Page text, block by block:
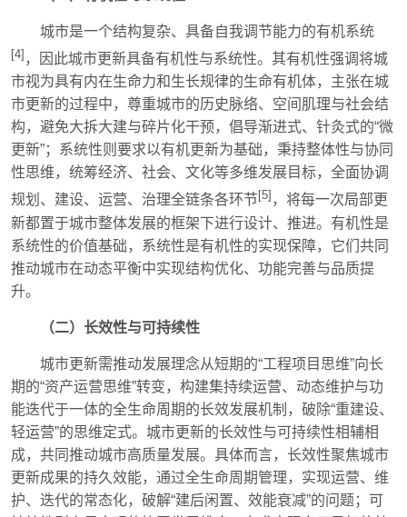
城市是一个结构复杂、具备自我调节能力的有机系统
[4] ，因此城市更新具备有机性与系统性。其有机性强调将城
市视为具有内在生命力和生长规律的生命有机体，主张在城
市更新的过程中，尊重城市的历史脉络、空间肌理与社会结
构，避免大拆大建与碎片化干预，倡导渐进式、针灸式的“微
更新”；系统性则要求以有机更新为基础，秉持整体性与协同
性思维，统筹经济、社会、文化等多维发展目标，全面协调
规划、建设、运营、治理全链条各环节 [5] ，将每一次局部更
新都置于城市整体发展的框架下进行设计、推进。有机性是
系统性的价值基础，系统性是有机性的实现保障，它们共同
推动城市在动态平衡中实现结构优化、功能完善与品质提
升。
（二）长效性与可持续性
城市更新需推动发展理念从短期的“工程项目思维”向长
期的“资产运营思维”转变，构建集持续运营、动态维护与功
能迭代于一体的全生命周期的长效发展机制，破除“重建设、
轻运营”的思维定式。城市更新的长效性与可持续性相辅相
成，共同推动城市高质量发展。具体而言，长效性聚焦城市
更新成果的持久效能，通过全生命周期管理，实现运营、维
护、迭代的常态化，破解“建后闲置、效能衰减”的问题；可